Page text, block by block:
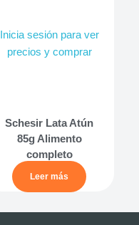
Inicia sesión para ver
precios y comprar
Schesir Lata Atún
85g Alimento
completo
Leer más